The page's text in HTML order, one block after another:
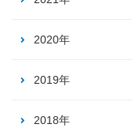
2020年
2019年
2018年